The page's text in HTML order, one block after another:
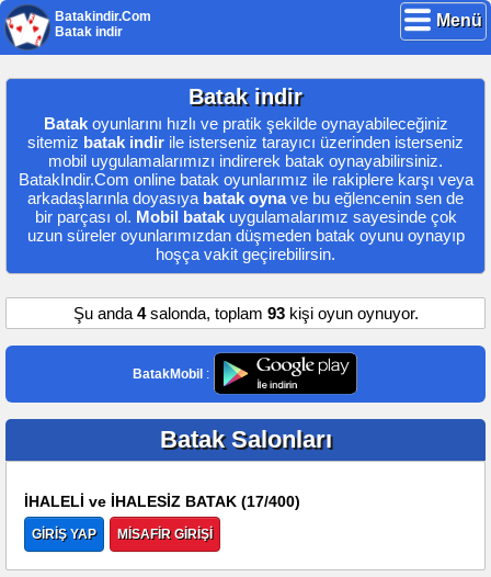
Batakindir.Com
Batak indir
Menü
Batak indir
Batakoyunlarını hızlı ve pratik şekilde oynayabileceğiniz
sitemiz batak indir ile isterseniz tarayıcı üzerinden isterseniz
mobil uygulamalarımızı indirerek batak oynayabilirsiniz.
BatakIndir.Com online batak oyunlarımız ile rakiplere karşı veya
arkadaşlarınla doyasıya batak oynave bu eğlencenin sen de
bir parçası ol. Mobil batakuygulamalarımız sayesinde çok
uzun süreler oyunlarımızdan düşmeden batak oyunu oynayıp
hoşça vakit geçirebilirsin.
Şu anda 4salonda, toplam 93kişi oyun oynuyor.
BatakMobil :
Batak Salonları
İHALELİ ve İHALESİZ BATAK (17/400)
GİRİŞ YAP MİSAFİR GİRİŞİ